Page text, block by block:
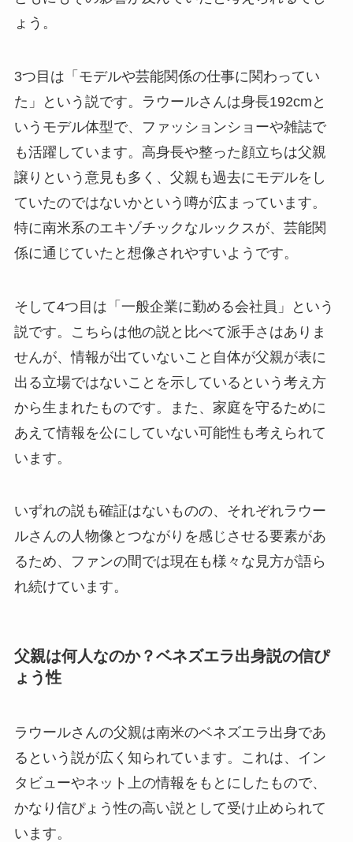
ょう。
3つ目は「モデルや芸能関係の仕事に関わってい
た」という説です。ラウールさんは身長192cmと
いうモデル体型で、ファッションショーや雑誌で
も活躍しています。高身長や整った顔立ちは父親
譲りという意見も多く、父親も過去にモデルをし
ていたのではないかという噂が広まっています。
特に南米系のエキゾチックなルックスが、芸能関
係に通じていたと想像されやすいようです。
そして4つ目は「一般企業に勤める会社員」という
説です。こちらは他の説と比べて派手さはありま
せんが、情報が出ていないこと自体が父親が表に
出る立場ではないことを示しているという考え方
から生まれたものです。また、家庭を守るために
あえて情報を公にしていない可能性も考えられて
います。
いずれの説も確証はないものの、それぞれラウー
ルさんの人物像とつながりを感じさせる要素があ
るため、ファンの間では現在も様々な見方が語ら
れ続けています。
父親は何人なのか？ベネズエラ出身説の信ぴ
ょう性
ラウールさんの父親は南米のベネズエラ出身であ
るという説が広く知られています。これは、イン
タビューやネット上の情報をもとにしたもので、
かなり信ぴょう性の高い説として受け止められて
います。